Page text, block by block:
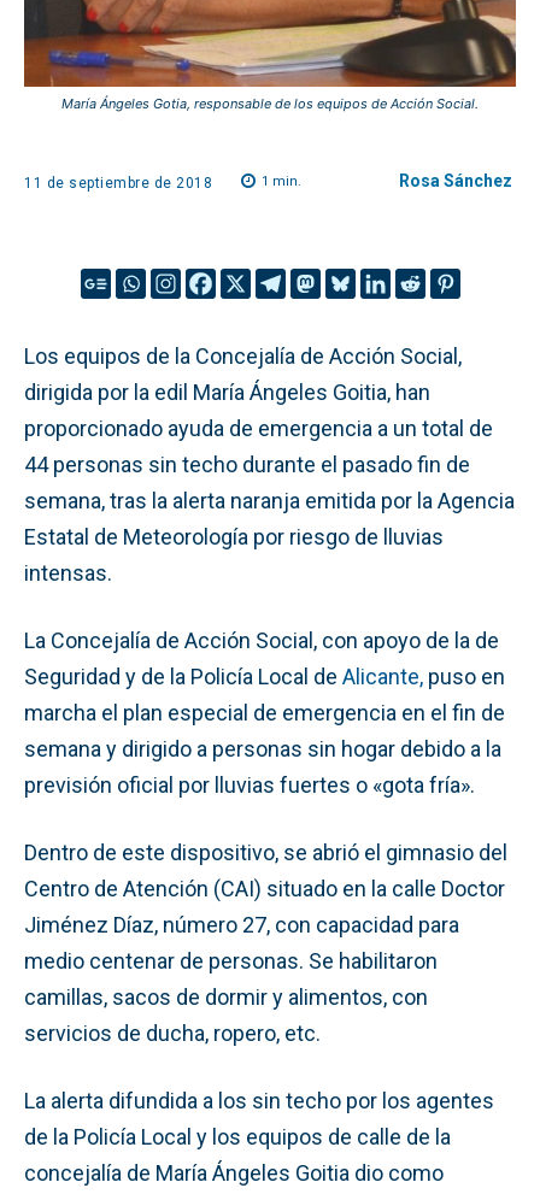
María Ángeles Gotia, responsable de los equipos de Acción Social.
11 de septiembre de 2018 1 min. Rosa Sánchez
Los equipos de la Concejalía de Acción Social,
dirigida por la edil María Ángeles Goitia, han
proporcionado ayuda de emergencia a un total de
44 personas sin techo durante el pasado fin de
semana, tras la alerta naranja emitida por la Agencia
Estatal de Meteorología por riesgo de lluvias
intensas.
La Concejalía de Acción Social, con apoyo de la de
Seguridad y de la Policía Local de Alicante, puso en
marcha el plan especial de emergencia en el fin de
semana y dirigido a personas sin hogar debido a la
previsión oficial por lluvias fuertes o «gota fría».
Dentro de este dispositivo, se abrió el gimnasio del
Centro de Atención (CAI) situado en la calle Doctor
Jiménez Díaz, número 27, con capacidad para
medio centenar de personas. Se habilitaron
camillas, sacos de dormir y alimentos, con
servicios de ducha, ropero, etc.
La alerta difundida a los sin techo por los agentes
de la Policía Local y los equipos de calle de la
concejalía de María Ángeles Goitia dio como